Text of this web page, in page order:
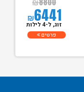
₪6441
זוג, ל-4 לילות
פרטים